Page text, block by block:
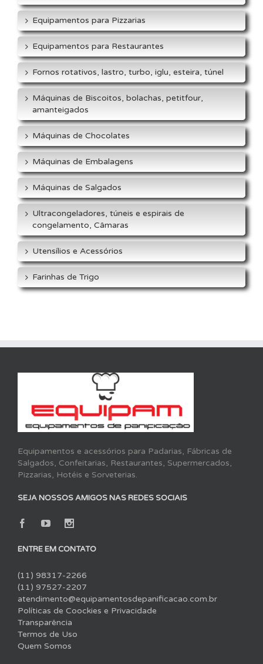
Equipamentos para Pizzarias
Equipamentos para Restaurantes
Fornos rotativos, lastro, turbo, iglu, esteira, túnel
Máquinas de Biscoitos, bolachas, petitfour,
amanteigados
Máquinas de Chocolates
Máquinas de Embalagens
Máquinas de Salgados
Ultracongeladores, túneis e espirais de
congelamento, Câmaras
Utensílios e Acessórios
Farinhas de Trigo
Equipamentos e acessórios para Padarias, Fábricas de
Salgados, Confeitarias, Restaurantes, Supermercados,
Pizzarias, Hotéis e Sorveterias.
SEJA NOSSOS AMIGOS NAS REDES SOCIAIS
ENTRE EM CONTATO
(11) 98317-2266
(11) 97527-2207
atendimento@equipamentosdepanificacao.com.br
Políticas de Coockies e Privacidade
Transparência
Termos de Uso
Quem Somos